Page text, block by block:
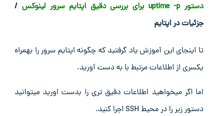
دستور uptime -p برای بررسی دقیق اپتایم سرور لینوکس
/
جزئیات در اپتایم
تا اینجای این آموزش یاد گرفتید که چگونه اپتایم سرور را بهمراه
یکسری از اطلاعات مرتبط با به دست آورید.
اما اگر میخواهید اطلاعات دقیق تری را بدست اورید میتوانید
دستور زیر را در محیط SSH اجرا کنید.